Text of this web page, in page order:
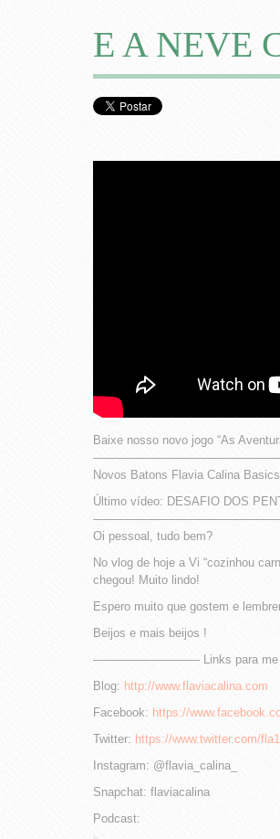
E A NEVE
Baixe nosso novo jogo “As
Novos Batons Flavia Calina
Último vídeo: DESAFIO DOS
Oi pessoal, tudo bem?
No vlog de hoje a Vi “cozinhou
chegou! Muito lindo!
Espero muito que gostem e
Beijos e mais beijos !
————————— Links para
Blog: http://www.flaviacalina.com
Facebook: https://
Twitter: https://www.twitter.com/
Instagram: @flavia_calina_
Snapchat: flaviacalina
Podcast: